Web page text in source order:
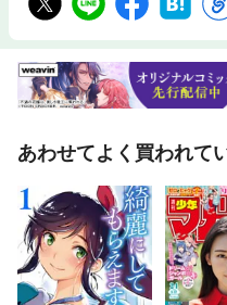
あわせてよく買われて